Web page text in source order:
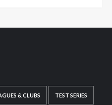
& CLUBS TEST SERIES